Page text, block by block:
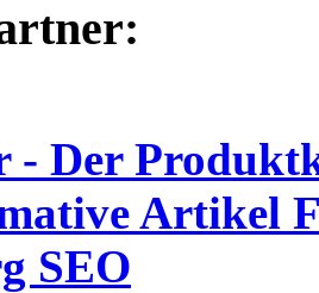
- Der
Artikel
SEO